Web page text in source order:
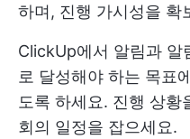
하며, 진행 가시성을 확
ClickUp에서 알림과 알
로 달성해야 하는 목표
도록 하세요. 진행 상황
회의 일정을 잡으세요.